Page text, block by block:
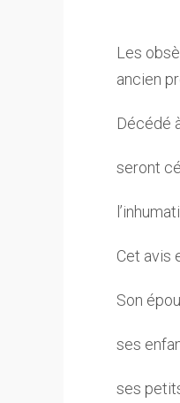
Les
ancien
Décédé
seront
Cet avis
Son
ses
ses